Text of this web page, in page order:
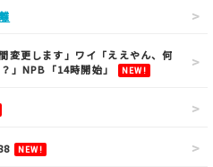
変更します」ワイ「ええやん、何
」NPB「14時開始」
NEW!
NEW!